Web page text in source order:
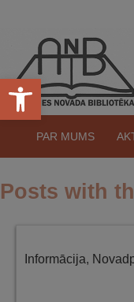
Open toolbar
Pāriet
PAR MUMS
Posts with
Informācija,